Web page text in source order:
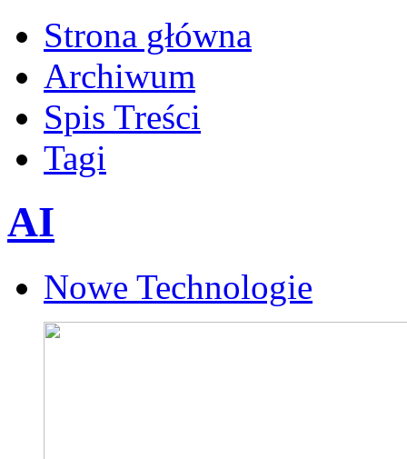
Strona główna
Archiwum
Spis Treści
Tagi
AI
Nowe Technologie